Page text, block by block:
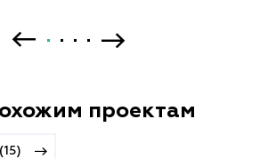
проектам